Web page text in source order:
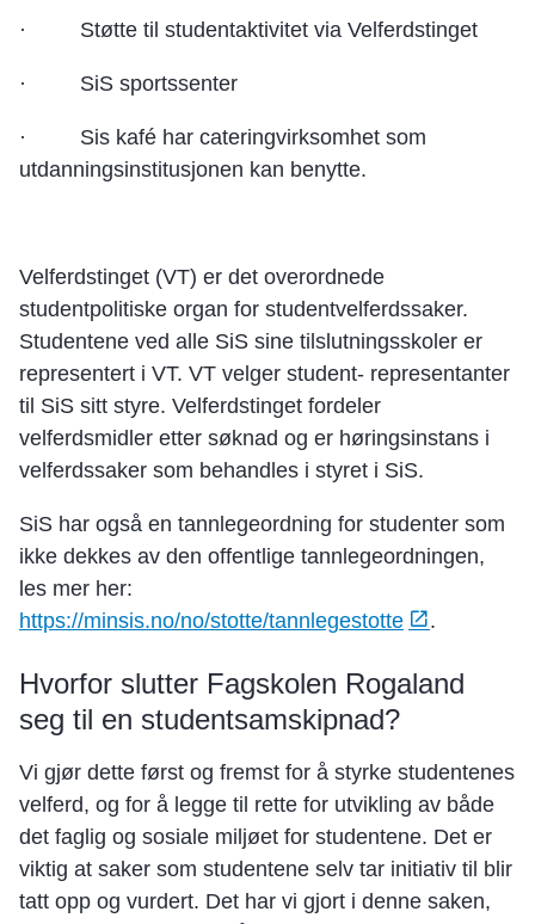
· Støtte til studentaktivitet via Velferdstinget
· SiS sportssenter
· Sis kafé har cateringvirksomhet som
utdanningsinstitusjonen kan benytte.
Velferdstinget (VT) er det overordnede
studentpolitiske organ for studentvelferdssaker.
Studentene ved alle SiS sine tilslutningsskoler er
representert i VT. VT velger student- representanter
til SiS sitt styre. Velferdstinget fordeler
velferdsmidler etter søknad og er høringsinstans i
velferdssaker som behandles i styret i SiS.
SiS har også en tannlegeordning for studenter som
ikke dekkes av den offentlige tannlegeordningen,
les mer her:
https://minsis.no/no/stotte/tannlegestotte
.
Hvorfor slutter Fagskolen Rogaland
seg til en studentsamskipnad?
Vi gjør dette først og fremst for å styrke studentenes
velferd, og for å legge til rette for utvikling av både
det faglig og sosiale miljøet for studentene. Det er
viktig at saker som studentene selv tar initiativ til blir
tatt opp og vurdert. Det har vi gjort i denne saken,